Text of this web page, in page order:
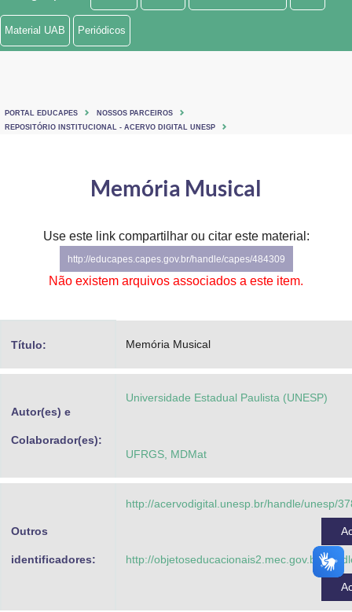
Ministério de Minas e Energia
Ministério do Turismo
Controladoria-Geral da União
Advocacia-Geral da União
Planalto
Material UAB Periódicos
PORTAL EDUCAPES
NOSSOS PARCEIROS
REPOSITÓRIO INSTITUCIONAL - ACERVO DIGITAL UNESP
Memória Musical
Use este link compartilhar ou citar este material:
http://educapes.capes.gov.br/handle/capes/484309
Não existem arquivos associados a este item.
Título: Memória Musical
Autor(es) e
Colaborador(es):
Universidade Estadual Paulista (UNESP)
UFRGS, MDMat
Outros
identificadores:
http://acervodigital.unesp.br/handle/unesp/
http://objetoseducacionais2.mec.gov.br/